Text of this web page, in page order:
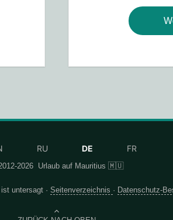
RU DE FR
2026 Urlaub auf Mauritius 🇲🇺
untersagt · Seitenverzeichnis · Datenschutz-